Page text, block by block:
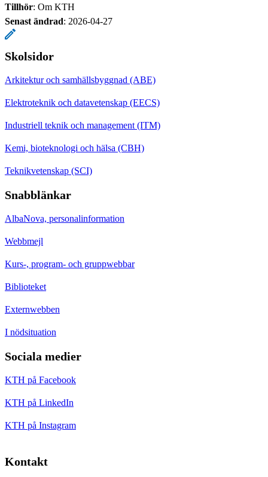
Tillhör: Om KTH
Senast ändrad: 2026-04-27
Skolsidor
Arkitektur och samhällsbyggnad (ABE)
Elektroteknik och datavetenskap (EECS)
Industriell teknik och management (ITM)
Kemi, bioteknologi och hälsa (CBH)
Teknikvetenskap (SCI)
Snabblänkar
AlbaNova, personalinformation
Webbmejl
Kurs-, program- och gruppwebbar
Biblioteket
Externwebben
I nödsituation
Sociala medier
KTH på Facebook
KTH på LinkedIn
KTH på Instagram
Kontakt